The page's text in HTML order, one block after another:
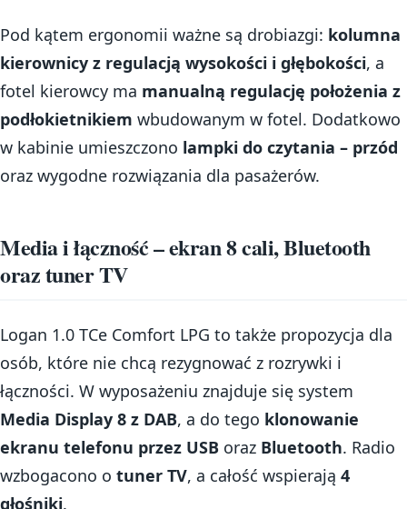
Pod kątem ergonomii ważne są drobiazgi: kolumna
kierownicy z regulacją wysokości i głębokości, a
fotel kierowcy ma manualną regulację położenia z
podłokietnikiem wbudowanym w fotel. Dodatkowo
w kabinie umieszczono lampki do czytania – przód
oraz wygodne rozwiązania dla pasażerów.
Media i łączność – ekran 8 cali, Bluetooth
oraz tuner TV
Logan 1.0 TCe Comfort LPG to także propozycja dla
osób, które nie chcą rezygnować z rozrywki i
łączności. W wyposażeniu znajduje się system
Media Display 8 z DAB, a do tego klonowanie
ekranu telefonu przez USB oraz Bluetooth. Radio
wzbogacono o tuner TV, a całość wspierają 4
głośniki.